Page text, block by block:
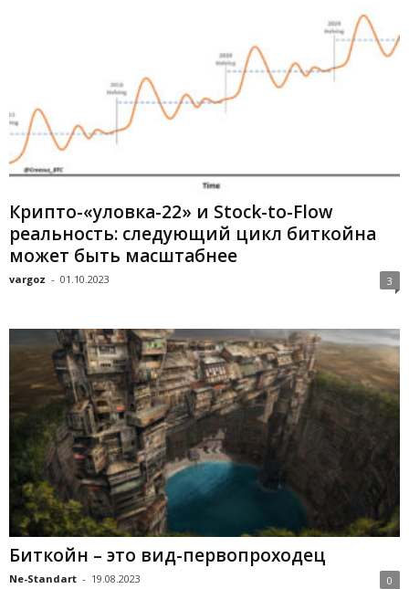
Крипто-«уловка-22» и Stock-to-Flow
реальность: следующий цикл биткойна
может быть масштабнее
vargoz - 01.10.2023 3
Биткойн – это вид-первопроходец
Ne-Standart - 19.08.2023 0